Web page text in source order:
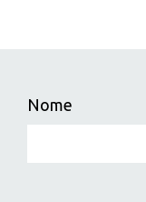
Nome